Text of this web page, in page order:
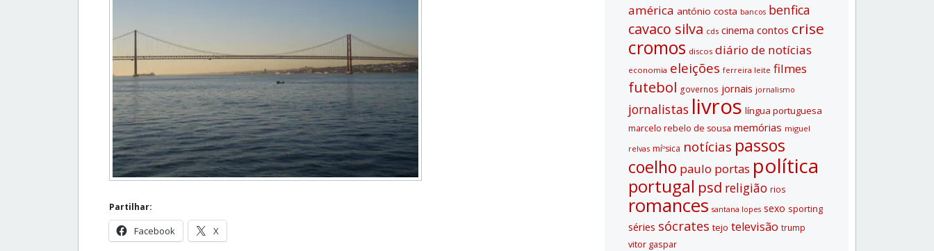
Partilhar:
Facebook X
américa antónio costa bancos benfica
cavaco silva cds cinema contos crise
cromos discos diário de notí­cias
economia eleições ferreira leite filmes
futebol governos jornais jornalismo
jornalistas livros lí­ngua portuguesa
marcelo rebelo de sousa memórias miguel
relvas míºsica notí­cias passos
coelho paulo portas polí­tica
portugal psd religião rios
romances santana lopes sexo sporting
séries sócrates tejo televisão trump
vitor gaspar